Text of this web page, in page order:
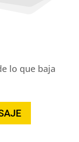
lo que baja